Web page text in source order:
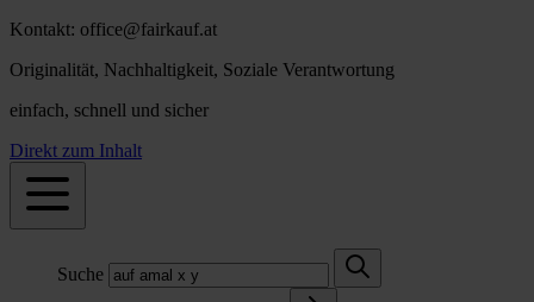
Kontakt: office@fairkauf.at
Originalität, Nachhaltigkeit, Soziale Verantwortung
einfach, schnell und sicher
Direkt zum Inhalt
Suche